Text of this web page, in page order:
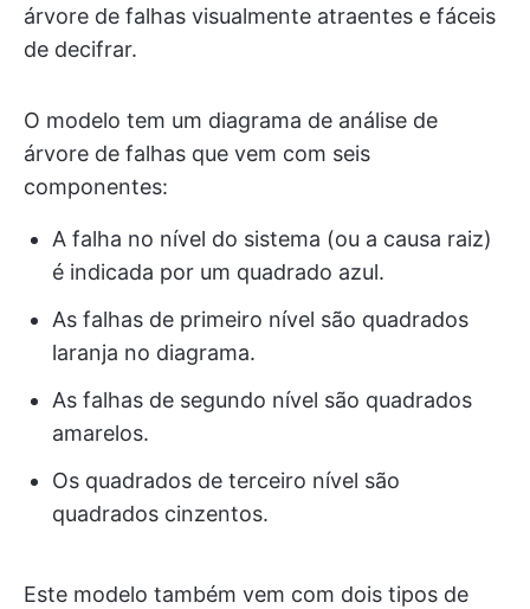
árvore de falhas visualmente atraentes e fáceis
de decifrar.
O modelo tem um diagrama de análise de
árvore de falhas que vem com seis
componentes:
A falha no nível do sistema (ou a causa raiz)
é indicada por um quadrado azul.
As falhas de primeiro nível são quadrados
laranja no diagrama.
As falhas de segundo nível são quadrados
amarelos.
Os quadrados de terceiro nível são
quadrados cinzentos.
Este modelo também vem com dois tipos de